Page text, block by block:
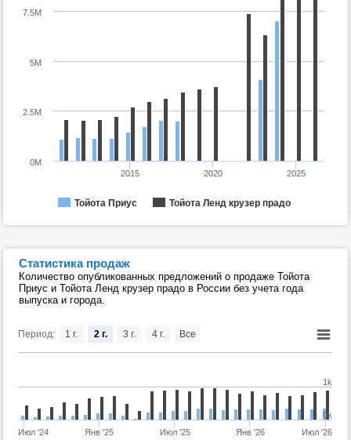
Тойота Приус Тойота Ленд крузер прадо
2015 2020 2025
0M
2.5M
5M
7.5M
Статистика продаж
Количество опубликованных предложений о продаже Тойота
Приус и Тойота Ленд крузер прадо в России без учета года
выпуска и города.
Период:
Июл '24 Янв '25 Июл '25 Янв '26 Июл '26
0k
1k
1 г. 2 г. 3 г. 4 г. Все